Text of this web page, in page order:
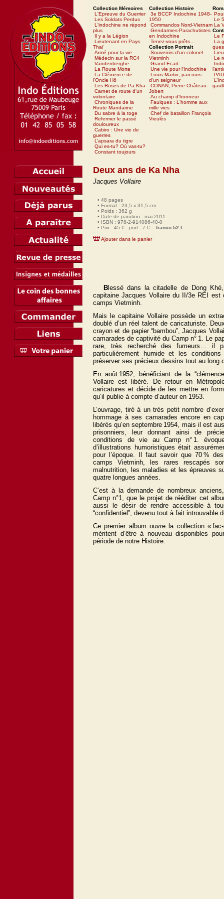
Collection Mémoires
L'Epreuve du Guerrier
Les Soldats Perdus
L'indochine ne répond
plus
Il y a la Légion
Lieutenant en Pays
Thaï
Armé pour la vie
Médecin sur la RC4
Vandenberghe
La Route Morte
La Clémence de
l’Oncle Hô
Les Roses de Pa Kha
Carnet de route d'un
volontaire
Chroniques de la
Route Mandarine
Du sabre à la toge
Refermer le passé
douloureux
Cabiro : Une vie de
guerres
L’apsara du tigre
Qui es-tu? Où vas-tu?
Constant toujours
Collection Histoire
3e BCCP Indochine 1948-
1950
Commandos Nord-Vietnam
Gendarmes-Parachutistes
en Indochine
Tenez-vous prêts…
Collection Portrait
Souvenirs d'un colonel
Vietminh
Grand Ecart
Une vie pour l'Indochine
Louis Martin, parcours
d'un seigneur
CONAN, Pierre Château-
Jobert
Au champ d'honneur
Faulques : L'homme aux
mille vies
Chef de bataillon François
Vieulès
Le
La
Le
La
Le
Deux ans de Ka Nha
Jacques Vollaire
• 48 pages
• Format : 23,5 x 31,5 cm
• Poids : 362 g
• Date de parution : mai 2011
• ISBN : 978-2-914086-40-0
• Prix : 45 € - port : 7 € = franco 52 €
Ajouter dans le panier
B lessé dans la citadelle de Dong
capitaine Jacques Vollaire du II/3e REI est
camps Vietminh.
Mais le capitaine Vollaire possède un
doublé d’un réel talent de caricaturiste.
crayon et de papier “bambou”, Jacques
camarades de captivité du Camp n° 1. Le
rare, très recherché des fumeurs… il
particulièrement humide et les
préserver ses précieux dessins tout au long
En août 1952, bénéficiant de la
Vollaire est libéré. De retour en
caricatures et décide de les mettre en
qu’il publie à compte d’auteur en 1953.
L’ouvrage, tiré à un très petit nombre
hommage à ses camarades encore en
libérés qu’en septembre 1954, mais il est
prisonniers, leur donnant ainsi de
conditions de vie au Camp n° 1.
d’illustrations humoristiques était
pour l’époque. Il faut savoir que 70 %
camps Vietminh, les rares rescapés
malnutrition, les maladies et les épreuves
quatre longues années.
C’est à la demande de nombreux
Camp n°1, que le projet de rééditer cet
aussi le désir de rendre accessible à
“confidentiel”, devenu tout à fait introuvable
Ce premier album ouvre la collection «
méritent d’être à nouveau disponibles
période de notre Histoire.